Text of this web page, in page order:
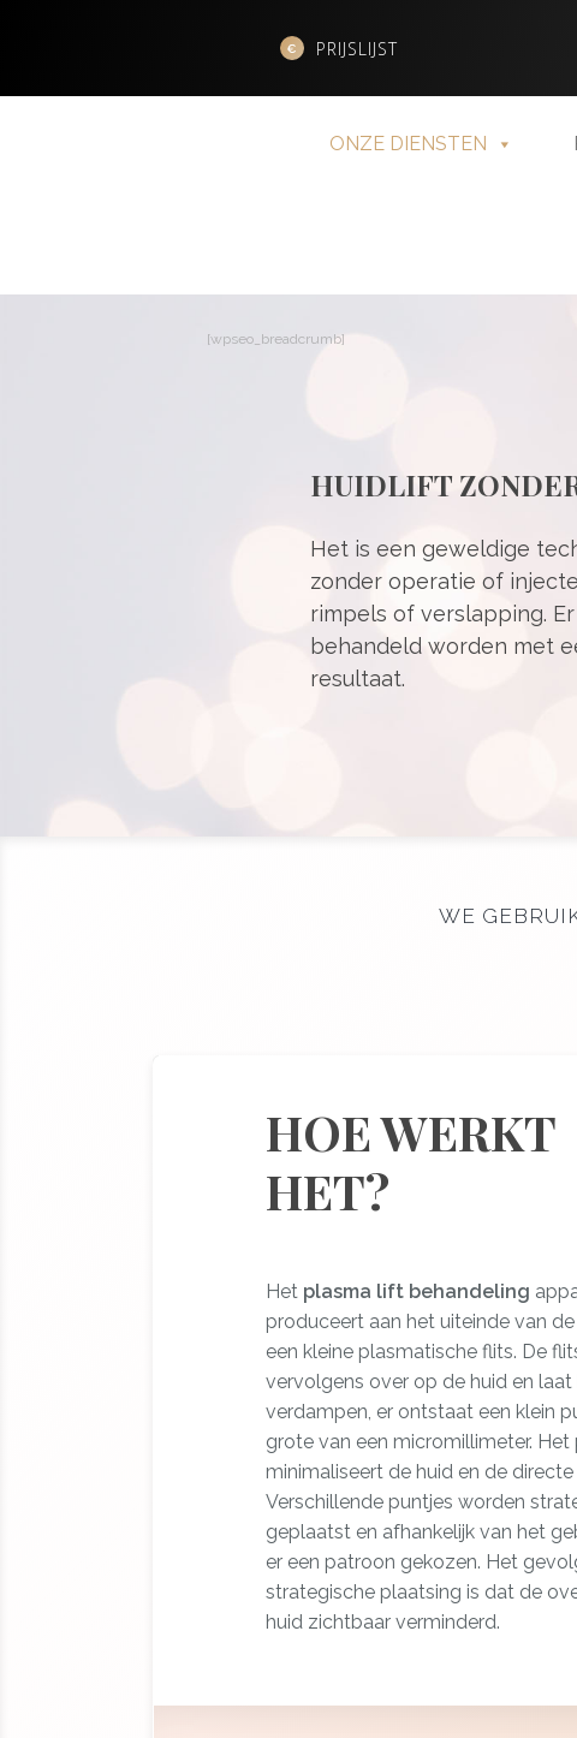
PRIJSLIJST
ONZE DIENSTEN
[wpseo_breadcrumb]
HUIDLIFT
Het is een geweldige
zonder operatie of
rimpels of verslapping.
behandeld worden met
resultaat.
WE
HOE WERKT
HET?
Het plasma lift behandeling
produceert aan het uiteinde van
een kleine plasmatische flits. De
vervolgens over op de huid en laat
verdampen, er ontstaat een klein
grote van een micromillimeter. Het
minimaliseert de huid en de
Verschillende puntjes worden
geplaatst en afhankelijk van het
er een patroon gekozen. Het
strategische plaatsing is dat de
huid zichtbaar verminderd.